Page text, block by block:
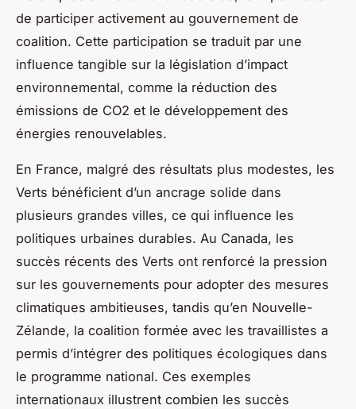
de participer activement au gouvernement de
coalition. Cette participation se traduit par une
influence tangible sur la législation d’impact
environnemental, comme la réduction des
émissions de CO2 et le développement des
énergies renouvelables.
En France, malgré des résultats plus modestes, les
Verts bénéficient d’un ancrage solide dans
plusieurs grandes villes, ce qui influence les
politiques urbaines durables. Au Canada, les
succès récents des Verts ont renforcé la pression
sur les gouvernements pour adopter des mesures
climatiques ambitieuses, tandis qu’en Nouvelle-
Zélande, la coalition formée avec les travaillistes a
permis d’intégrer des politiques écologiques dans
le programme national. Ces exemples
internationaux illustrent combien les succès